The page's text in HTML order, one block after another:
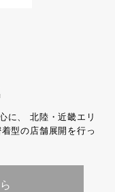
に、
北陸・近畿エリ
型の店舗展開を行っ